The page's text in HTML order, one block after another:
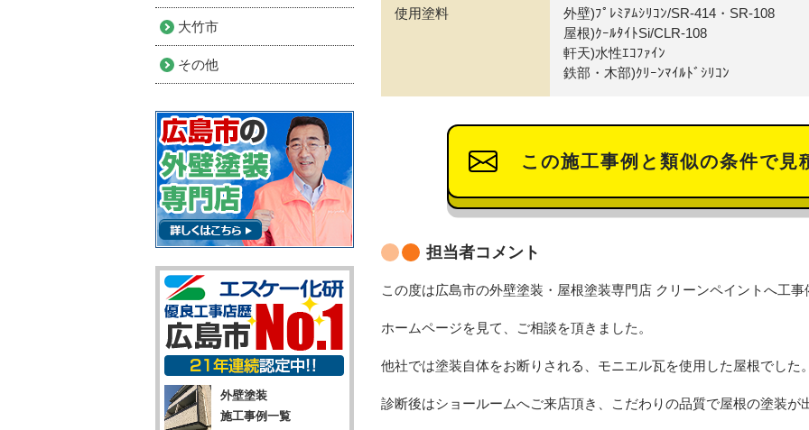
使用塗料
外壁)ﾌﾟﾚﾐｱﾑｼﾘｺﾝ/SR-414・SR-108
屋根)ｸｰﾙﾀｲﾄSi/CLR-108
軒天)水性ｴｺﾌｧｲﾝ
鉄部・木部)ｸﾘｰﾝﾏｲﾙﾄﾞｼﾘｺﾝ
この施工事例と類似の条件で見
担当者コメント
この度は広島市の外壁塗装・屋根塗装専門店 クリーンペイントへ工
ホームページを見て、ご相談を頂きました。
他社では塗装自体をお断りされる、モニエル瓦を使用した屋根でした
診断後はショールームへご来店頂き、こだわりの品質で屋根の塗装が
大竹市
その他
外壁塗装
施工事例一覧